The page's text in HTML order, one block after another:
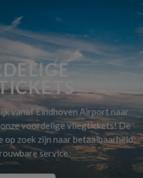
vanaf Eindhoven Airport naar
voordelige vliegtickets! De
zoek zijn naar betaalbaarheid,
service.